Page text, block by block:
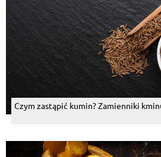
Czym zastąpić kumin? Zamienniki